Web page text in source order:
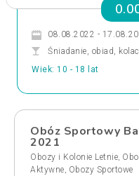
08.08.2022 -
Śniadanie, obiad,
Wiek: 10 - 18 lat
Obóz Sportowy
2021
Obozy i Kolonie Letnie,
Aktywne, Obozy Sportowe